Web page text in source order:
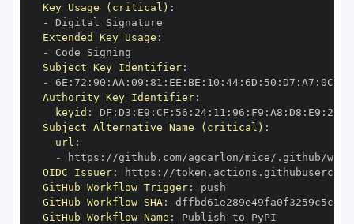
Key Usage (critical) :
-
Extended Key Usage :
-
Subject Key Identifier:
-
6E : 72 : 90 : AA : 09 : 81 : EE : BE : 10 : 44: 6D : 50 : D7 : A7 : 0C
Authority Key Identifier:
keyid : DF : D3 : E9 : CF : 56 : 24: 11 : 96 : F9 : A8 : D8 : E9 : 28
Subject Alternative Name (critical) :
url :
-
https :
OIDC Issuer: https :
GitHub Workflow Trigger:
GitHub Workflow SHA:
GitHub Workflow Name :